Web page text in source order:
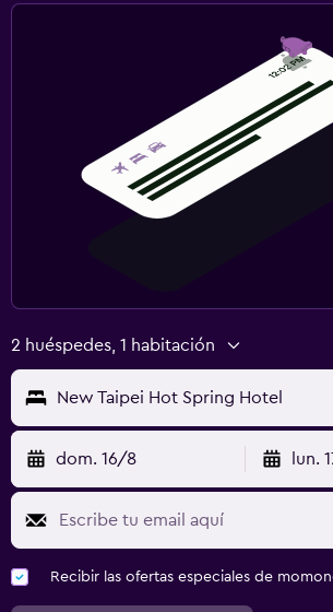
2 huéspedes, 1 habitación
New Taipei Hot Spring Hotel
dom. 16/8 lun.
Recibir las ofertas especiales de